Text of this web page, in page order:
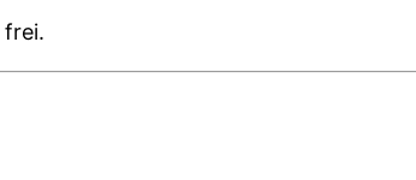
frei.